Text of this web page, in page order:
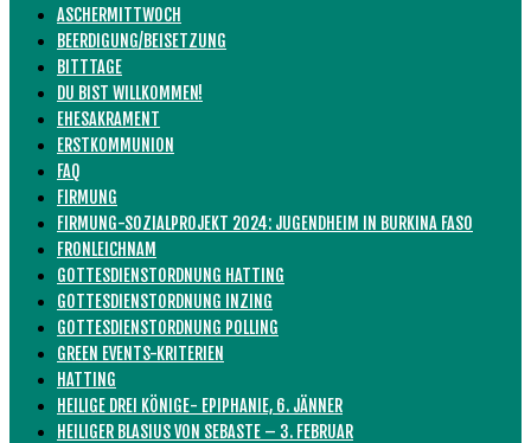
ASCHERMITTWOCH
BEERDIGUNG/BEISETZUNG
BITTTAGE
DU BIST WILLKOMMEN!
EHESAKRAMENT
ERSTKOMMUNION
FAQ
FIRMUNG
FIRMUNG-SOZIALPROJEKT 2024: JUGENDHEIM IN BURKINA FASO
FRONLEICHNAM
GOTTESDIENSTORDNUNG HATTING
GOTTESDIENSTORDNUNG INZING
GOTTESDIENSTORDNUNG POLLING
GREEN EVENTS-KRITERIEN
HATTING
HEILIGE DREI KÖNIGE- EPIPHANIE, 6. JÄNNER
HEILIGER BLASIUS VON SEBASTE – 3. FEBRUAR